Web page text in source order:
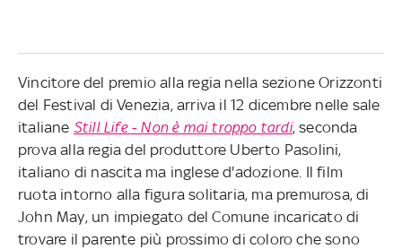
Vincitore del premio alla regia nella sezione Orizzonti
del Festival di Venezia, arriva il 12 dicembre nelle sale
italiane Still Life - Non è mai troppo tardi, seconda
prova alla regia del produttore Uberto Pasolini,
italiano di nascita ma inglese d'adozione. Il film
ruota intorno alla figura solitaria, ma premurosa, di
John May, un impiegato del Comune incaricato di
trovare il parente più prossimo di coloro che sono